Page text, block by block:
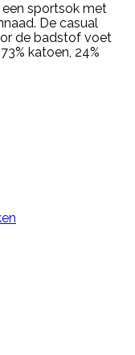
een sportsok met
De casual
de badstof voet
katoen, 24%